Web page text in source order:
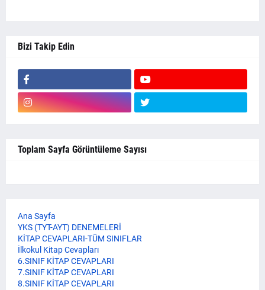
Bizi Takip Edin
Toplam Sayfa Görüntüleme Sayısı
Ana Sayfa
YKS (TYT-AYT) DENEMELERİ
KİTAP CEVAPLARI-TÜM SINIFLAR
İlkokul Kitap Cevapları
6.SINIF KİTAP CEVAPLARI
7.SINIF KİTAP CEVAPLARI
8.SINIF KİTAP CEVAPLARI